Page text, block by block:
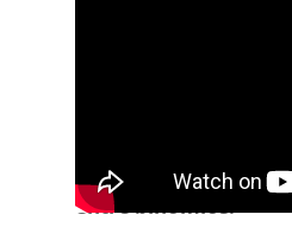
trata de una
entre binomios.